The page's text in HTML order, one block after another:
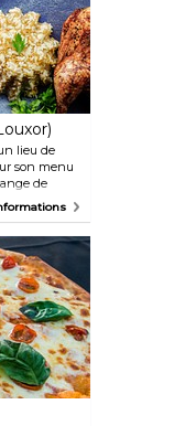
lieu de
son menu
de
et
le pot de
en
mettant
des
avec le
traditionnel.